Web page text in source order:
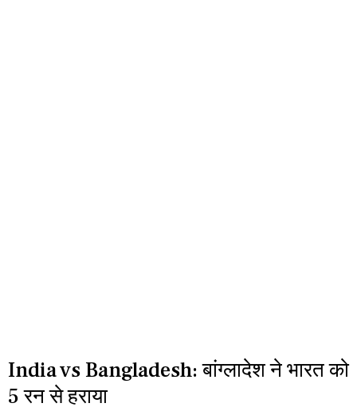
India vs Bangladesh: बांग्लादेश ने भारत को
5 रन से हराया